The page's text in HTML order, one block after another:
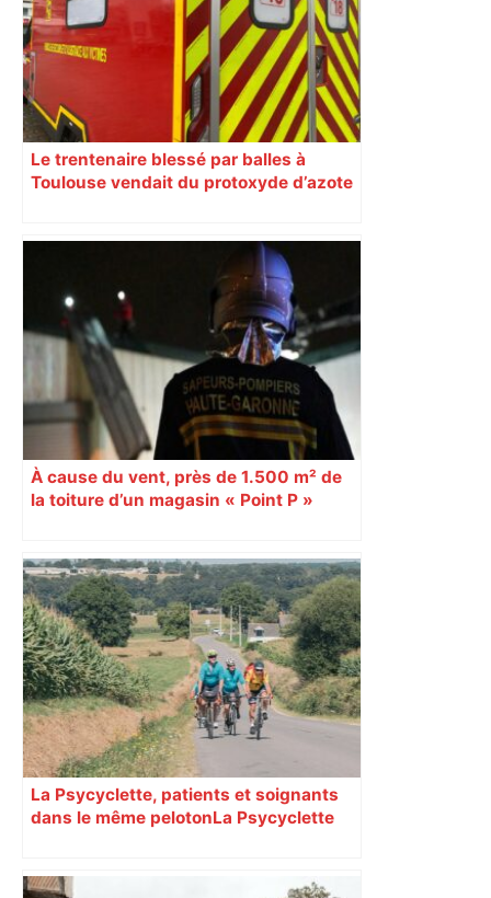
Le trentenaire blessé par balles à
Toulouse vendait du protoxyde d’azote
À cause du vent, près de 1.500 m² de
la toiture d’un magasin « Point P »
La Psycyclette, patients et soignants
dans le même peloton​​​​​​ La Psycyclette
vivant avec des troubles psychiques,